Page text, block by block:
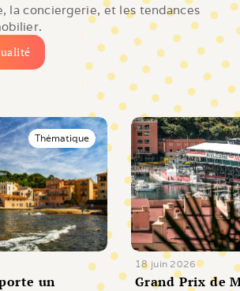
la conciergerie, et les tendances
Thématique
un
18 juin 2026
Grand Prix de